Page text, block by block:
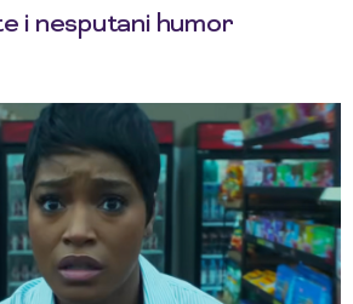
i nesputani humor